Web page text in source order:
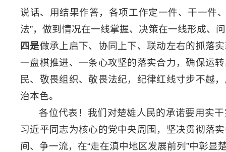
说话、用结果作答，各项工作定一件、干一件
法”，做到情况在一线掌握、决策在一线形成、
四是做承上启下、协同上下、联动左右的抓落
一盘棋推进、一条心攻坚的落实合力，确保运
民、敬畏组织、敬畏法纪，纪律红线寸步不越
治本色。
各位代表！我们对楚雄人民的承诺要用实
习近平同志为核心的党中央周围，坚决贯彻落
间、争一流，在“走在滇中地区发展前列”中彰